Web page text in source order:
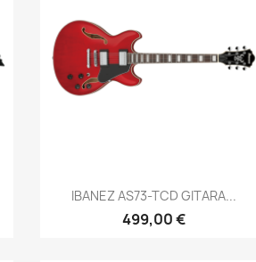
Brzi pregled
IBANEZ AS73-TCD GITARA...
499,00 €